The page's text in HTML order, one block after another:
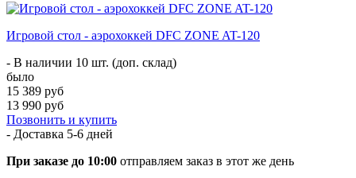
Игровой стол - аэрохоккей DFC ZONE AT-120
- В наличии 10 шт. (доп. склад)
было
15 389 руб
13 990 руб
Позвонить и купить
- Доставка 5-6 дней
При заказе до 10:00 отправляем заказ в этот же день